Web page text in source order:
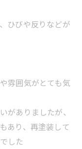
ひびや反りなどが
雰囲気がとても気
がありましたが、
あり、再塗装して
した